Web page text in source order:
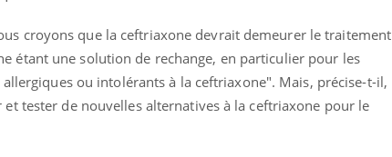
croyons que la ceftriaxone devrait demeurer le traitement
étant une solution de rechange, en particulier pour les
ou intolérants à la ceftriaxone". Mais, précise-t-il,
tester de nouvelles alternatives à la ceftriaxone pour le